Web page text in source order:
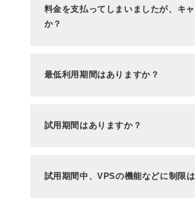
料金を支払ってしまいましたが、キ
か？
最低利用期間はありますか？
試用期間はありますか？
試用期間中、VPSの機能などに制限